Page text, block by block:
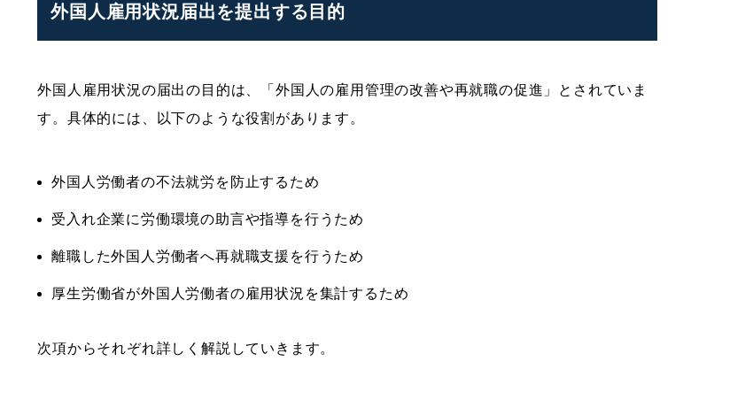
外国人雇用状況届出を提出する目的
外国人雇用状況の届出の目的は、「外国人の雇用管理の改善や再就職の促進」とされていま
す。具体的には、以下のような役割があります。
外国人労働者の不法就労を防止するため
受入れ企業に労働環境の助言や指導を行うため
離職した外国人労働者へ再就職支援を行うため
厚生労働省が外国人労働者の雇用状況を集計するため
次項からそれぞれ詳しく解説していきます。